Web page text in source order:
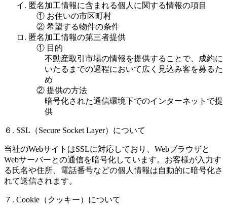
イ. 匿名加工情報に含まれる個人に関する情報の項目
① お住いの市区町村
② 希望する物件の条件
ロ. 匿名加工情報の第三者提供
① 目的
不動産取引市場の情報を提供することで、成約に
いたるまでの過程において広く見込み客を募るた
め
② 提供の方法
暗号化された通信環境下でのインターネットで提
供
６. SSL（Secure Socket Layer）について
当社のWebサイトはSSLに対応しており、Webブラウザと
Webサーバーとの通信を暗号化しています。お客様が入力す
る氏名や住所、電話番号などの個人情報は自動的に暗号化さ
れて送信されます。
７. Cookie（クッキー）について